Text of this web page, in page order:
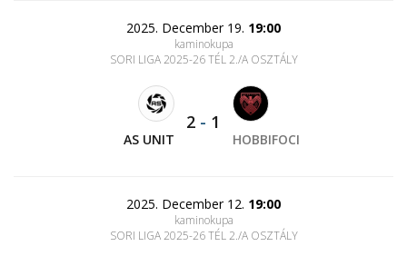
2025. December 19. 19:00
kaminokupa
SORI LIGA 2025-26 TÉL 2./A OSZTÁLY
AS UNIT
2 - 1
HOBBIFOCI
2025. December 12. 19:00
kaminokupa
SORI LIGA 2025-26 TÉL 2./A OSZTÁLY